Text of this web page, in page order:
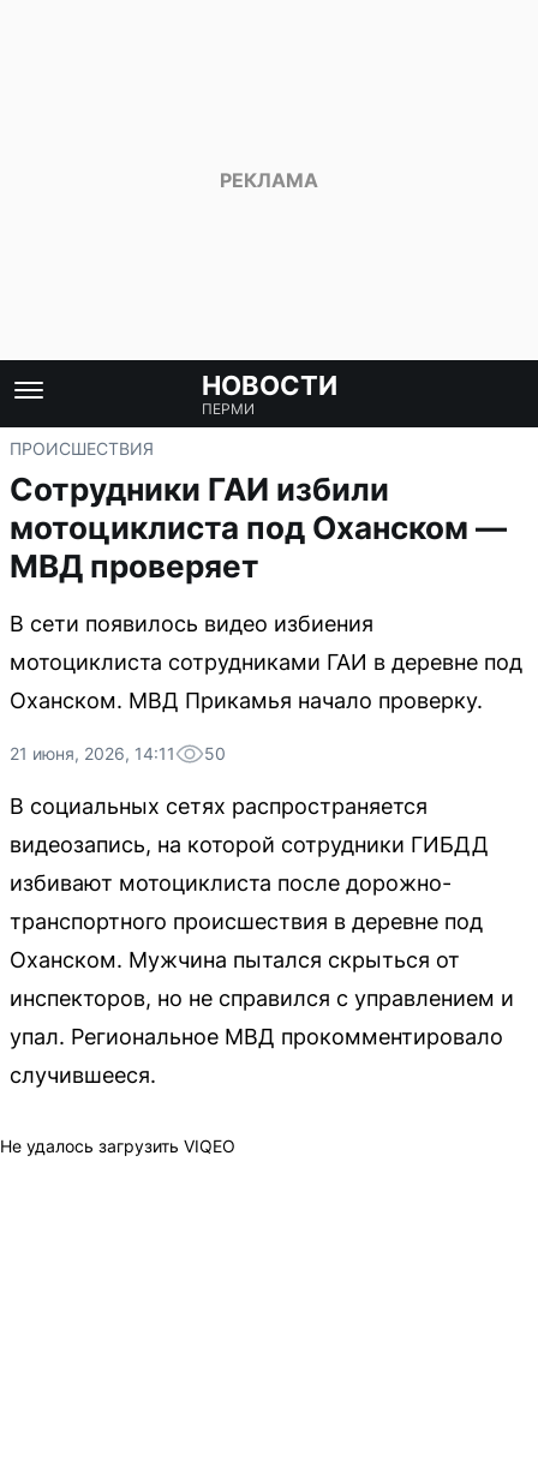
НОВОСТИ
ПЕРМИ
ПРОИСШЕСТВИЯ
Сотрудники ГАИ избили
мотоциклиста под Оханском —
МВД проверяет
В сети появилось видео избиения
мотоциклиста сотрудниками ГАИ в деревне под
Оханском. МВД Прикамья начало проверку.
21 июня, 2026, 14:11 50
В социальных сетях распространяется
видеозапись, на которой сотрудники ГИБДД
избивают мотоциклиста после дорожно-
транспортного происшествия в деревне под
Оханском. Мужчина пытался скрыться от
инспекторов, но не справился с управлением и
упал. Региональное МВД прокомментировало
случившееся.
Не удалось загрузить VIQEO